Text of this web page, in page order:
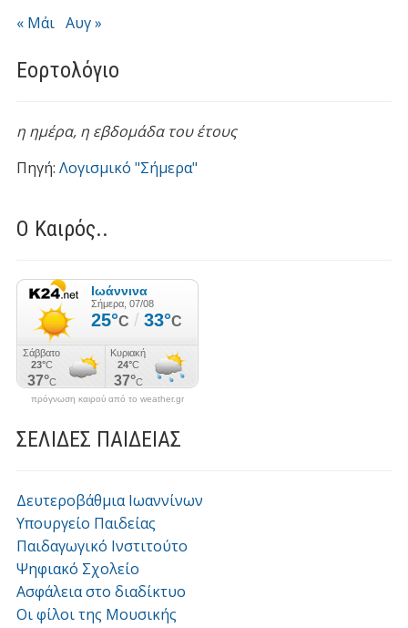
« Μάι Αυγ »
Εορτολόγιο
η ημέρα, η εβδομάδα του έτους
Πηγή: Λογισμικό "Σήμερα"
Ο Καιρός..
πρόγνωση καιρού από το weather.gr
ΣΕΛΙΔΕΣ ΠΑΙΔΕΙΑΣ
Δευτεροβάθμια Ιωαννίνων
Υπουργείο Παιδείας
Παιδαγωγικό Ινστιτούτο
Ψηφιακό Σχολείο
Ασφάλεια στο διαδίκτυο
Οι φίλοι της Μουσικής